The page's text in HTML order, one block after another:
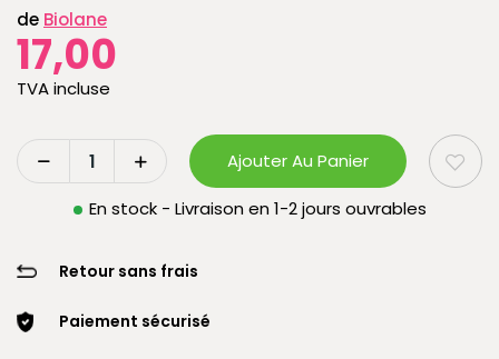
de Biolane
17,00
TVA incluse
Ajouter Au Panier
En stock - Livraison en 1-2 jours ouvrables
Retour sans frais
Paiement sécurisé